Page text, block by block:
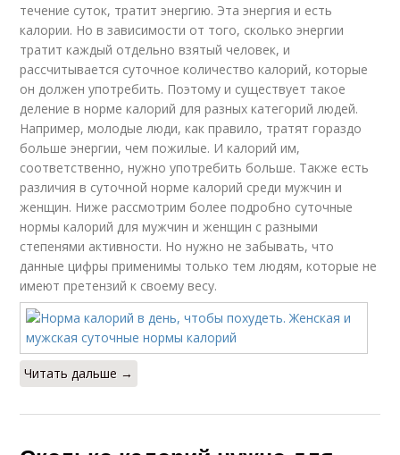
течение суток, тратит энергию. Эта энергия и есть
калории. Но в зависимости от того, сколько энергии
тратит каждый отдельно взятый человек, и
рассчитывается суточное количество калорий, которые
он должен употребить. Поэтому и существует такое
деление в норме калорий для разных категорий людей.
Например, молодые люди, как правило, тратят гораздо
больше энергии, чем пожилые. И калорий им,
соответственно, нужно употребить больше. Также есть
различия в суточной норме калорий среди мужчин и
женщин. Ниже рассмотрим более подробно суточные
нормы калорий для мужчин и женщин с разными
степенями активности. Но нужно не забывать, что
данные цифры применимы только тем людям, которые не
имеют претензий к своему весу.
Читать дальше →